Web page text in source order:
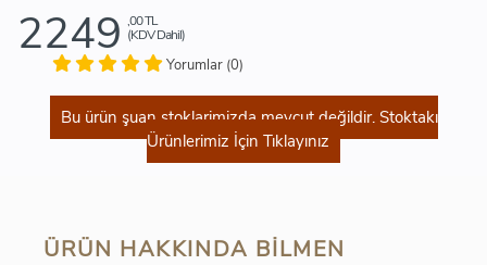
2249 ,00 TL
(KDV Dahil)
Yorumlar (0)
Bu ürün şuan stoklarimizda mevcut değildir. Stoktakı
Ürünlerimiz İçin Tıklayınız
ÜRÜN HAKKINDA BILMEN